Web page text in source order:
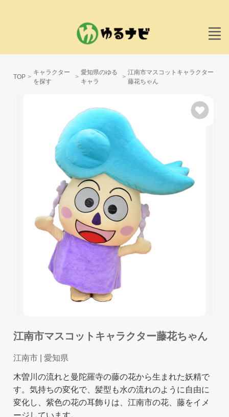
TOP
キャラクター
を探す
愛知県のゆる
キャラ
江南市マスコットキャラクター
藤花ちゃん
江南市マスコットキャラクター藤花ちゃん
江南市 | 愛知県
木曽川の流れと曼陀羅寺の藤の花から生まれた妖精で
す。気持ちの変化で、髪型も水の流れのように自由に
変化し、紫色の花の耳飾りは、江南市の花、藤をイメ